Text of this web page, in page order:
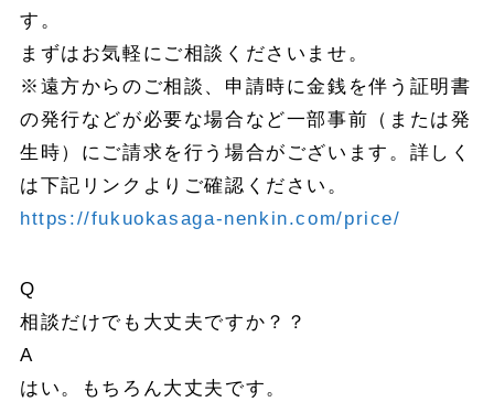
す。
まずはお気軽にご相談くださいませ。
※遠方からのご相談、申請時に金銭を伴う証明書
の発行などが必要な場合など一部事前（または発
生時）にご請求を行う場合がございます。詳しく
は下記リンクよりご確認ください。
https://fukuokasaga-nenkin.com/price/
Q
相談だけでも大丈夫ですか？？
A
はい。もちろん大丈夫です。